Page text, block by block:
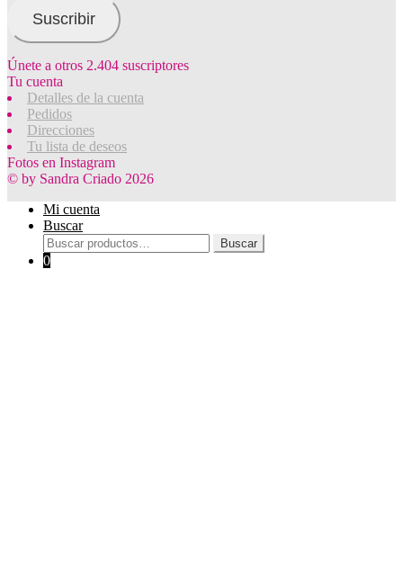
electrónico
Suscribir
Únete a otros 2.404 suscriptores
Tu cuenta
Detalles de la cuenta
Pedidos
Direcciones
Tu lista de deseos
Fotos en Instagram
© by Sandra Criado 2026
Mi cuenta
Buscar
Buscar
por:
Buscar
0